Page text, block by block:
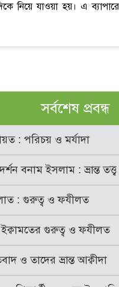
দিকে নিয়ে যাওয়া হয়। এ
সর্বশেষ প্রবন্ধ
: পরিচয় ও মর্যাদা
বনাম ইসলাম : ভ্রান্ত
: গুরুত্ব ও ফযীলত
গুরুত্ব ও ফযীলত
ও তাদের ভ্রান্ত আক্বীদা